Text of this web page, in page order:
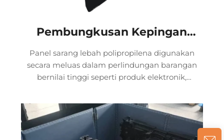
Pembungkusan Kepingan
Sarang Lebah PP
Panel sarang lebah polipropilena digunakan
secara meluas dalam perlindungan barangan
bernilai tinggi seperti produk elektronik,
rantai sejuk makanan. Panel ini boleh menahan
getaran dan mampatan semasa pengangkutan,
serta mempunyai keupayaan...